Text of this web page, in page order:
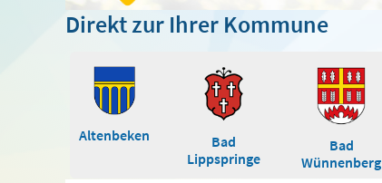
Direkt zur Ihrer Kommune
Altenbeken
Bad
Lippspringe
Bad
Wünnenberg